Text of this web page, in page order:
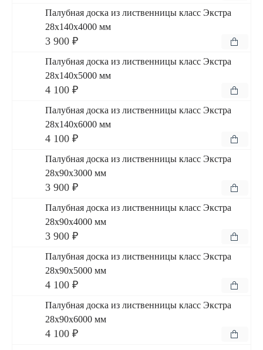
Палубная доска из лиственницы класс Экстра
28x140x4000 мм
3 900 ₽
Палубная доска из лиственницы класс Экстра
28x140x5000 мм
4 100 ₽
Палубная доска из лиственницы класс Экстра
28x140x6000 мм
4 100 ₽
Палубная доска из лиственницы класс Экстра
28x90x3000 мм
3 900 ₽
Палубная доска из лиственницы класс Экстра
28x90x4000 мм
3 900 ₽
Палубная доска из лиственницы класс Экстра
28x90x5000 мм
4 100 ₽
Палубная доска из лиственницы класс Экстра
28x90x6000 мм
4 100 ₽